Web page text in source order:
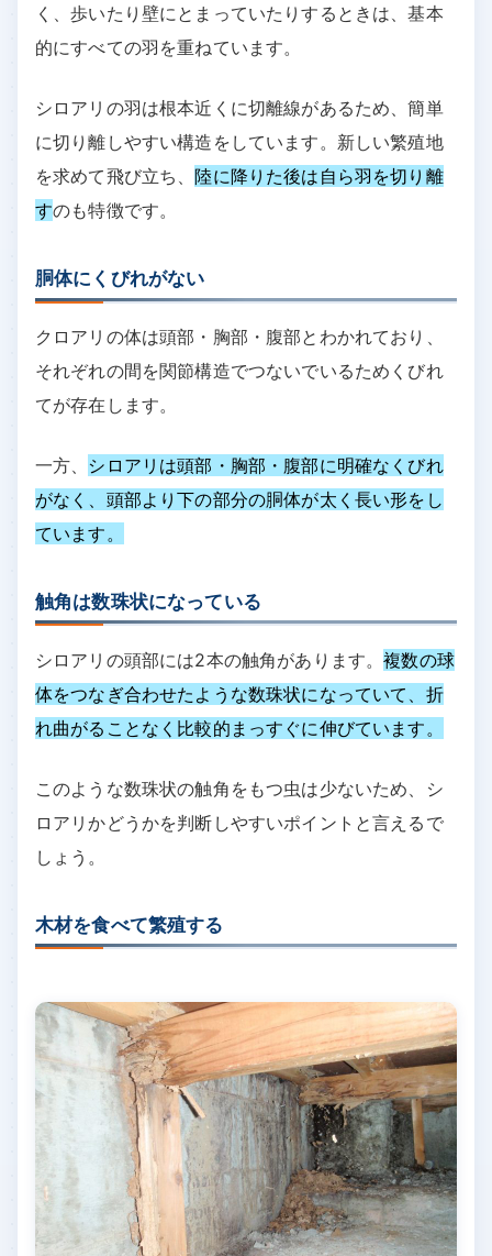
く、歩いたり壁にとまっていたりするときは、基本
的にすべての羽を重ねています。
シロアリの羽は根本近くに切離線があるため、簡単
に切り離しやすい構造をしています。新しい繁殖地
を求めて飛び立ち、陸に降りた後は自ら羽を切り離
すのも特徴です。
胴体にくびれがない
クロアリの体は頭部・胸部・腹部とわかれており、
それぞれの間を関節構造でつないでいるためくびれ
てが存在します。
一方、 シロアリは頭部・胸部・腹部に明確なくびれ
がなく、頭部より下の部分の胴体が太く長い形をし
ています。
触角は数珠状になっている
シロアリの頭部には2本の触角があります。複数の球
体をつなぎ合わせたような数珠状になっていて、折
れ曲がることなく比較的まっすぐに伸びています。
このような数珠状の触角をもつ虫は少ないため、シ
ロアリかどうかを判断しやすいポイントと言えるで
しょう。
木材を食べて繁殖する